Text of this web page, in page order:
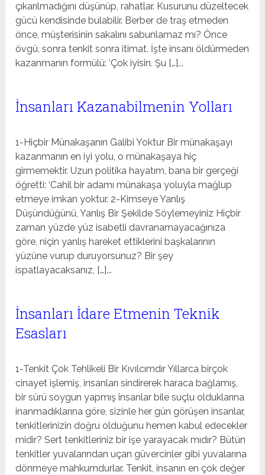
çıkarılmadığını düşünüp, rahatlar. Kusurunu düzeltecek
gücü kendisinde bulabilir. Berber de traş etmeden
önce, müşterisinin sakalını sabunlamaz mı? Önce
övgü, sonra tenkit sonra itimat. İşte insanı öldürmeden
kazanmanın formülü: ‘Çok iyisin. Şu […]...
İnsanları Kazanabilmenin Yolları
1-Hiçbir Münakaşanın Galibi Yoktur Bir münakaşayı
kazanmanın en iyi yolu, o münakaşaya hiç
girmemektir. Uzun politika hayatım, bana bir gerçeği
öğretti: ‘Cahil bir adamı münakaşa yoluyla mağlup
etmeye imkan yoktur. 2-Kimseye Yanlış
Düşündüğünü, Yanlış Bir Şekilde Söylemeyiniz Hiçbir
zaman yüzde yüz isabetli davranamayacağınıza
göre, niçin yanlış hareket ettiklerini başkalarının
yüzüne vurup duruyorsunuz? Bir şey
ispatlayacaksanız, […]...
İnsanları İdare Etmenin Teknik
Esasları
1-Tenkit Çok Tehlikeli Bir Kıvılcımdır Yıllarca birçok
cinayet işlemiş, insanları sindirerek haraca bağlamış,
bir sürü soygun yapmış insanlar bile suçlu olduklarına
inanmadıklarına göre, sizinle her gün görüşen insanlar,
tenkitlerinizin doğru olduğunu hemen kabul edecekler
midir? Sert tenkitleriniz bir işe yarayacak mıdır? Bütün
tenkitler yuvalarından uçan güvercinler gibi yuvalarına
dönmeye mahkumdurlar. Tenkit, insanın en çok değer